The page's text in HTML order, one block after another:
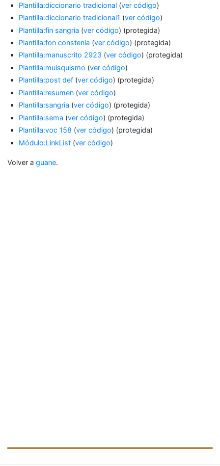
Plantilla:diccionario tradicional (ver código)
Plantilla:diccionario tradicional1 (ver código)
Plantilla:fin sangria (ver código) (protegida)
Plantilla:fon constenla (ver código) (protegida)
Plantilla:manuscrito 2923 (ver código) (protegida)
Plantilla:muisquismo (ver código)
Plantilla:post def (ver código) (protegida)
Plantilla:resumen (ver código)
Plantilla:sangria (ver código) (protegida)
Plantilla:sema (ver código) (protegida)
Plantilla:voc 158 (ver código) (protegida)
Módulo:LinkList (ver código)
Volver a guane.